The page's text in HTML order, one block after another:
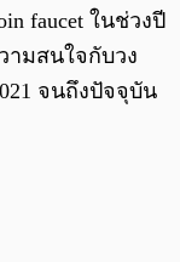
faucet ในช่วงปี
ามสนใจกับวง
จนถึงปัจจุบัน